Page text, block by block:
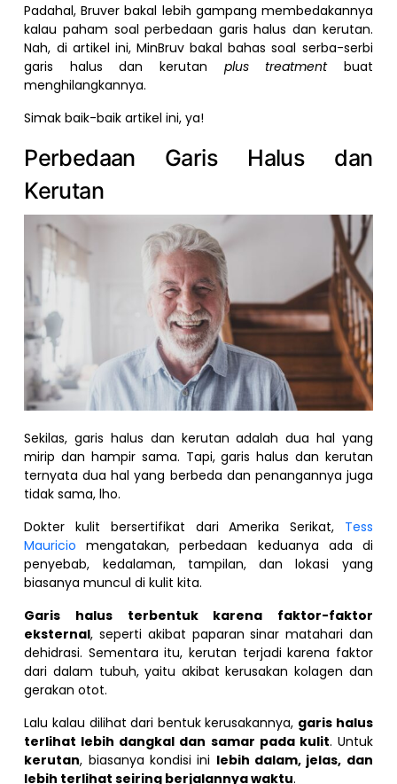
Padahal, Bruver bakal lebih gampang membedakannya
kalau paham soal perbedaan garis halus dan kerutan.
Nah, di artikel ini, MinBruv bakal bahas soal serba-serbi
garis halus dan kerutan plus treatment buat
menghilangkannya.
Simak baik-baik artikel ini, ya!
Perbedaan Garis Halus dan
Kerutan
Sekilas, garis halus dan kerutan adalah dua hal yang
mirip dan hampir sama. Tapi, garis halus dan kerutan
ternyata dua hal yang berbeda dan penangannya juga
tidak sama, lho.
Dokter kulit bersertifikat dari Amerika Serikat, Tess
Mauricio mengatakan, perbedaan keduanya ada di
penyebab, kedalaman, tampilan, dan lokasi yang
biasanya muncul di kulit kita.
Garis halus terbentuk karena faktor-faktor
eksternal, seperti akibat paparan sinar matahari dan
dehidrasi. Sementara itu, kerutan terjadi karena faktor
dari dalam tubuh, yaitu akibat kerusakan kolagen dan
gerakan otot.
Lalu kalau dilihat dari bentuk kerusakannya, garis halus
terlihat lebih dangkal dan samar pada kulit. Untuk
kerutan, biasanya kondisi ini lebih dalam, jelas, dan
lebih terlihat seiring berjalannya waktu.